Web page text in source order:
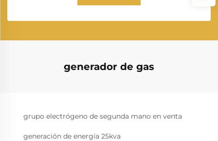
generador de gas
grupo electrógeno de segunda mano en venta
generación de energía 25kva